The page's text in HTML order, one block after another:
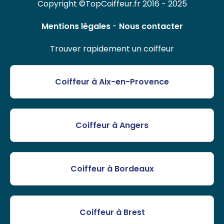
Copyright ©TopCoiffeur.fr 2016 - 2025
Mentions légales- Nous contacter
Trouver rapidement un coiffeur
Coiffeur à Aix-en-Provence
Coiffeur à Angers
Coiffeur à Bordeaux
Coiffeur à Brest